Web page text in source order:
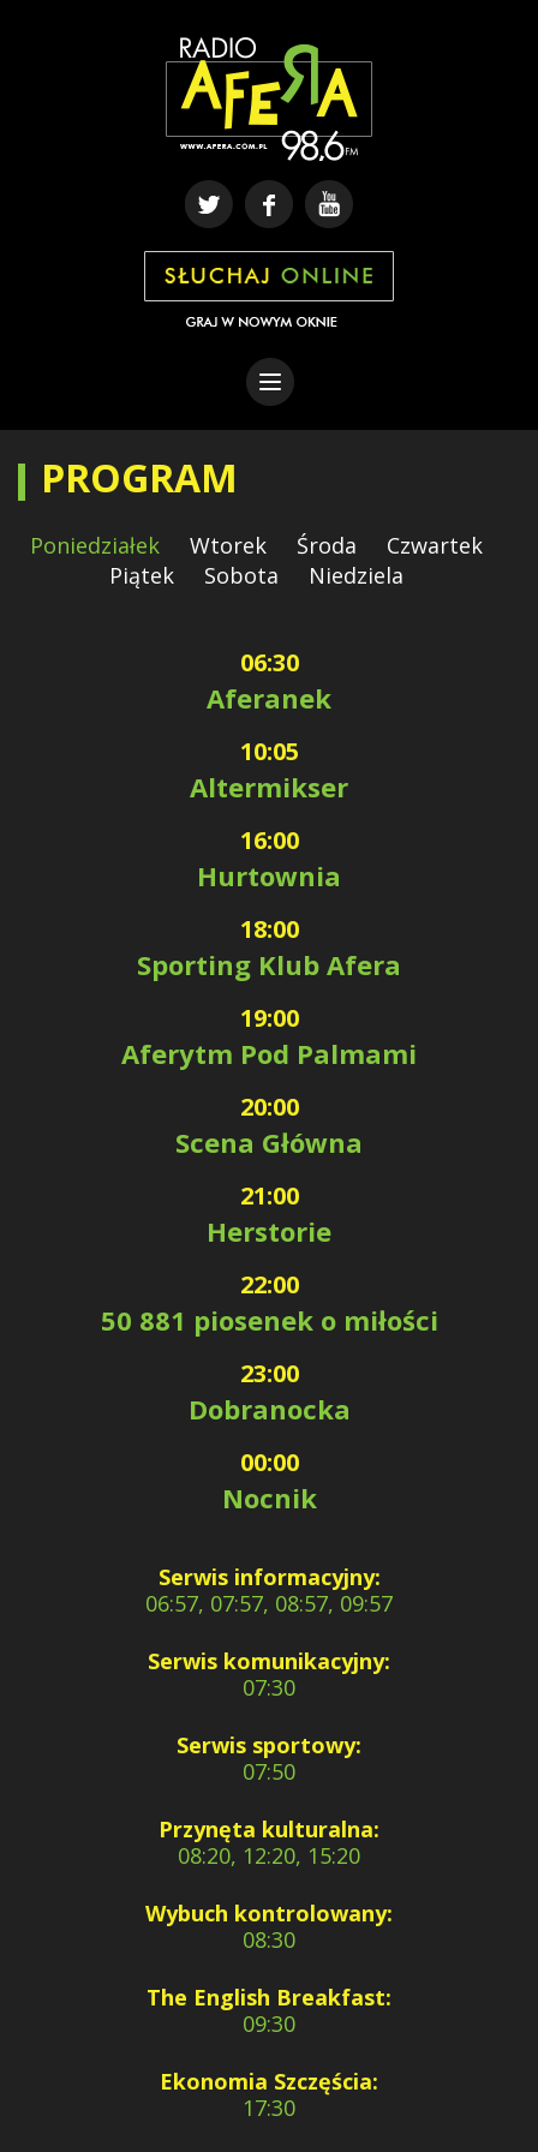
PROGRAM
Poniedziałek Wtorek Środa
Czwartek
Piątek
Sobota Niedziela
06:30
Aferanek
10:05
Altermikser
16:00
Hurtownia
18:00
Sporting Klub Afera
19:00
Aferytm Pod Palmami
20:00
Scena Główna
21:00
Herstorie
22:00
50 881 piosenek o miłości
23:00
Dobranocka
00:00
Nocnik
Serwis informacyjny:
06:57, 07:57, 08:57, 09:57
Serwis komunikacyjny:
07:30
Serwis sportowy:
07:50
Przynęta kulturalna:
08:20, 12:20, 15:20
Wybuch kontrolowany:
08:30
The English Breakfast:
09:30
Ekonomia Szczęścia:
17:30